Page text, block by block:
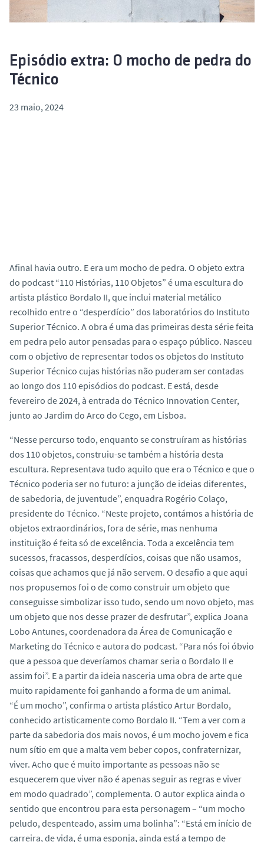
Episódio extra: O mocho de pedra do
Técnico
23 maio, 2024
Afinal havia outro. E era um mocho de pedra. O objeto extra
do podcast “110 Histórias, 110 Objetos” é uma escultura do
artista plástico Bordalo II, que inclui material metálico
recolhido entre o “desperdício” dos laboratórios do Instituto
Superior Técnico. A obra é uma das primeiras desta série feita
em pedra pelo autor pensadas para o espaço público. Nasceu
com o objetivo de representar todos os objetos do Instituto
Superior Técnico cujas histórias não puderam ser contadas
ao longo dos 110 episódios do podcast. E está, desde
fevereiro de 2024, à entrada do Técnico Innovation Center,
junto ao Jardim do Arco do Cego, em Lisboa.
“Nesse percurso todo, enquanto se construíram as histórias
dos 110 objetos, construiu-se também a história desta
escultura. Representava tudo aquilo que era o Técnico e que o
Técnico poderia ser no futuro: a junção de ideias diferentes,
de sabedoria, de juventude”, enquadra Rogério Colaço,
presidente do Técnico. “Neste projeto, contámos a história de
objetos extraordinários, fora de série, mas nenhuma
instituição é feita só de excelência. Toda a excelência tem
sucessos, fracassos, desperdícios, coisas que não usamos,
coisas que achamos que já não servem. O desafio a que aqui
nos propusemos foi o de como construir um objeto que
conseguisse simbolizar isso tudo, sendo um novo objeto, mas
um objeto que nos desse prazer de desfrutar”, explica Joana
Lobo Antunes, coordenadora da Área de Comunicação e
Marketing do Técnico e autora do podcast. “Para nós foi óbvio
que a pessoa que deveríamos chamar seria o Bordalo II e
assim foi”. E a partir da ideia nasceria uma obra de arte que
muito rapidamente foi ganhando a forma de um animal.
“É um mocho”, confirma o artista plástico Artur Bordalo,
conhecido artisticamente como Bordalo II. “Tem a ver com a
parte da sabedoria dos mais novos, é um mocho jovem e fica
num sítio em que a malta vem beber copos, confraternizar,
viver. Acho que é muito importante as pessoas não se
esquecerem que viver não é apenas seguir as regras e viver
em modo quadrado”, complementa. O autor explica ainda o
sentido que encontrou para esta personagem – “um mocho
peludo, despenteado, assim uma bolinha”: “Está em início de
carreira, de vida, é uma esponja, ainda está a tempo de